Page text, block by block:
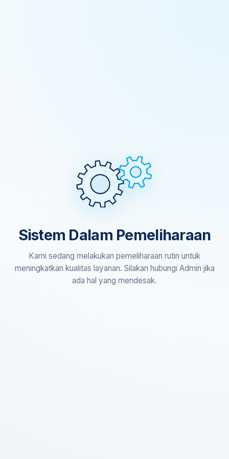
Sistem Dalam Pemeliharaan
Kami sedang melakukan pemeliharaan rutin untuk
meningkatkan kualitas layanan. Silakan hubungi Admin jika
ada hal yang mendesak.